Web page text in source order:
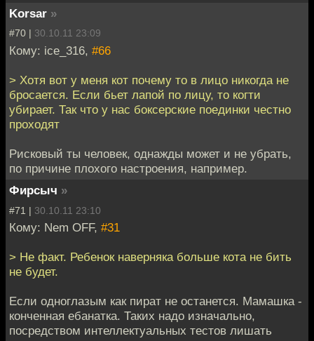
Korsar »
#70 | 30.10.11 23:09
Кому: ice_316, #66
> Хотя вот у меня кот почему то в лицо никогда не
бросается. Если бьет лапой по лицу, то когти
убирает. Так что у нас боксерские поединки честно
проходят
Рисковый ты человек, однажды может и не убрать,
по причине плохого настроения, например.
Фирсыч »
#71 | 30.10.11 23:10
Кому: Nem OFF, #31
> Не факт. Ребенок наверняка больше кота не бить
не будет.
Если одноглазым как пират не останется. Мамашка -
конченная ебанатка. Таких надо изначально,
посредством интеллектуальных тестов лишать